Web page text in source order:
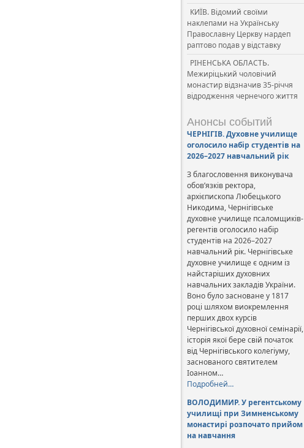
КИЇВ. Відомий своїми
наклепами на Українську
Православну Церкву нардеп
раптово подав у відставку
РІНЕНСЬКА ОБЛАСТЬ.
Межиріцький чоловічий
монастир відзначив 35-річчя
відродження чернечого життя
Анонсы событий
ЧЕРНІГІВ. Духовне училище
оголосило набір студентів на
2026–2027 навчальний рік
З благословення виконувача
обов’язків ректора,
архієпископа Любецького
Никодима, Чернігівське
духовне училище псаломщиків-
регентів оголосило набір
студентів на 2026–2027
навчальний рік. Чернігівське
духовне училище є одним із
найстаріших духовних
навчальних закладів України.
Воно було засноване у 1817
році шляхом виокремлення
перших двох курсів
Чернігівської духовної семінарії,
історія якої бере свій початок
від Чернігівського колегіуму,
заснованого святителем
Іоанном…
Подробней…
ВОЛОДИМИР. У регентському
училищі при Зимненському
монастирі розпочато прийом
на навчання